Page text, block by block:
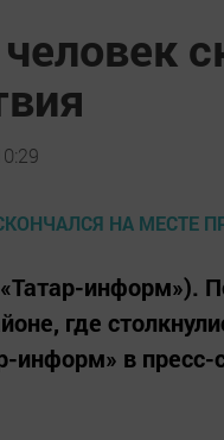
информ»).
где
информ» в